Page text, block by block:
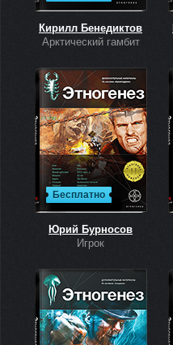
Кирилл Бенедиктов
Арктический гамбит
Бесплатно
Юрий Бурносов
Игрок